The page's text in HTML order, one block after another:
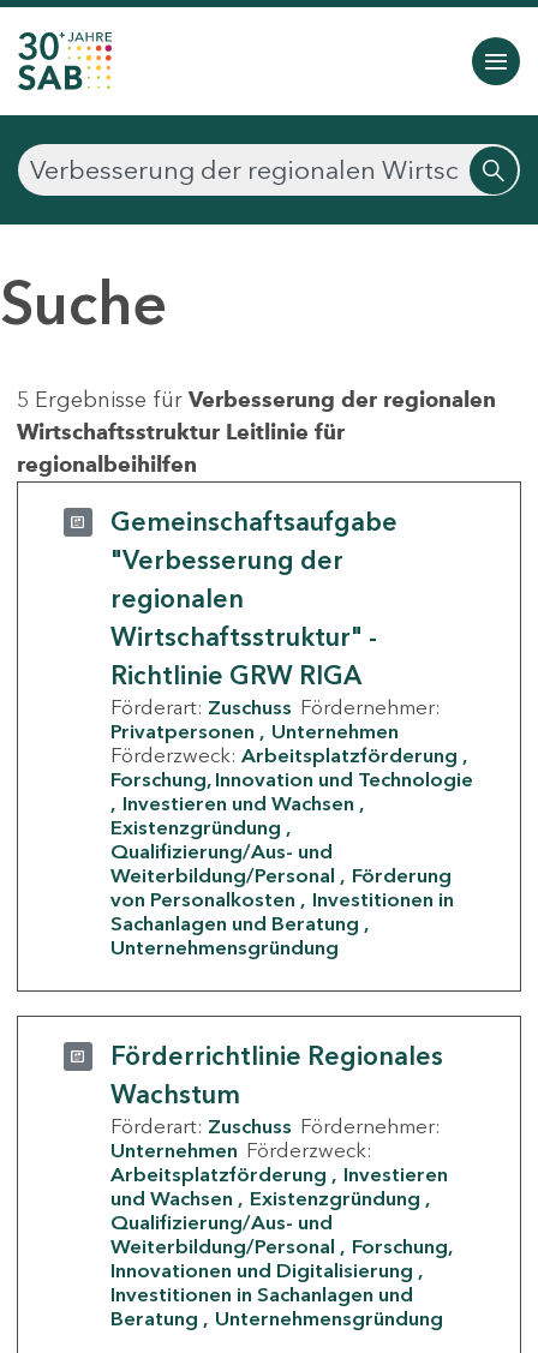
Suche
5 Ergebnisse für Verbesserung der regionalen
Wirtschaftsstruktur Leitlinie für
regionalbeihilfen
Gemeinschaftsaufgabe
"Verbesserung der
regionalen
Wirtschaftsstruktur" -
Richtlinie GRW RIGA
Förderart: Zuschuss Fördernehmer:
Privatpersonen
Unternehmen
Förderzweck: Arbeitsplatzförderung
Forschung, Innovation und Technologie
Investieren und Wachsen
Existenzgründung
Qualifizierung/Aus- und
Weiterbildung/Personal
Förderung
von Personalkosten
Investitionen in
Sachanlagen und Beratung
Unternehmensgründung
Förderrichtlinie Regionales
Wachstum
Förderart: Zuschuss Fördernehmer:
Unternehmen Förderzweck:
Arbeitsplatzförderung
Investieren
und Wachsen
Existenzgründung
Qualifizierung/Aus- und
Weiterbildung/Personal
Forschung,
Innovationen und Digitalisierung
Investitionen in Sachanlagen und
Beratung
Unternehmensgründung